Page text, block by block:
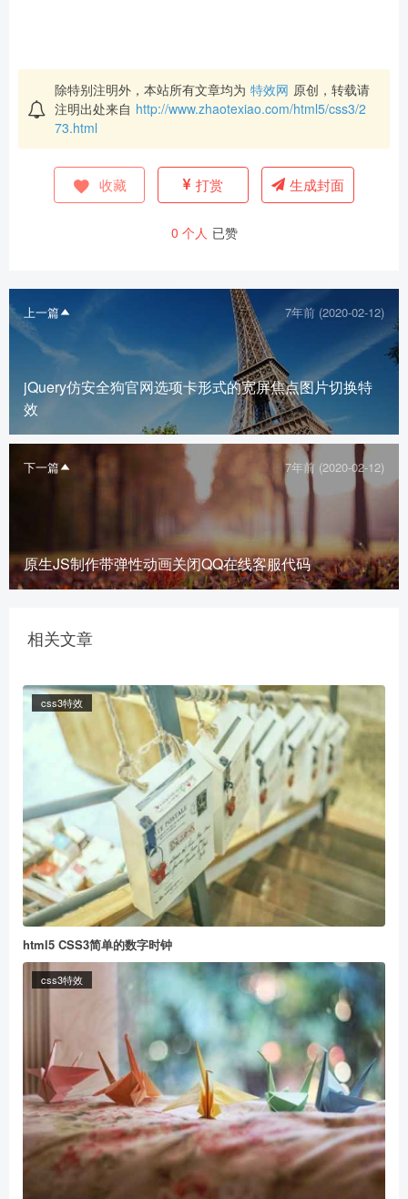
给董冬打赏
除特别注明外，本站所有文章均为 特效网 原创，转载请
注明出处来自 http://www.zhaotexiao.com/html5/css3/2
73.html
收藏 打赏 生成封面
0 个人 已赞
上一篇 7年前 (2020-02-12)
jQuery仿安全狗官网选项卡形式的宽屏焦点图片切换特
效
下一篇 7年前 (2020-02-12)
原生JS制作带弹性动画关闭QQ在线客服代码
相关文章
css3特效
html5 CSS3简单的数字时钟
css3特效